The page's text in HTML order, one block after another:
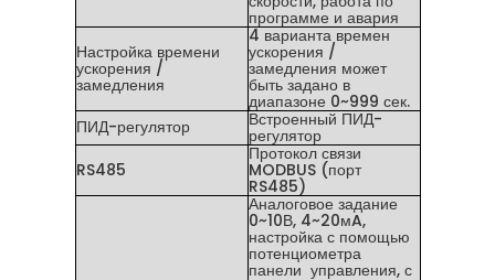
программе и авария
Настройка времени
ускорения /
замедления
4 варианта времен
ускорения /
замедления может
быть задано в
диапазоне 0~999 сек.
ПИД-регулятор
Встроенный ПИД-
регулятор
RS485
Протокол связи
MODBUS (порт
RS485)
Аналоговое задание
0~10В, 4~20мA,
настройка с помощью
потенциометра
панели управления, с